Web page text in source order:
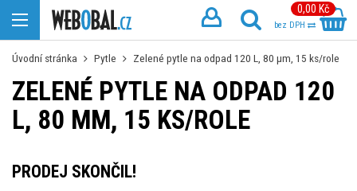
0,00 Kč
bez DPH
Úvodní stránka Pytle Zelené pytle na odpad 120 L, 80 µm, 15 ks/role
ZELENÉ PYTLE NA ODPAD 120
L, 80 ΜM, 15 KS/ROLE
PRODEJ SKONČIL!